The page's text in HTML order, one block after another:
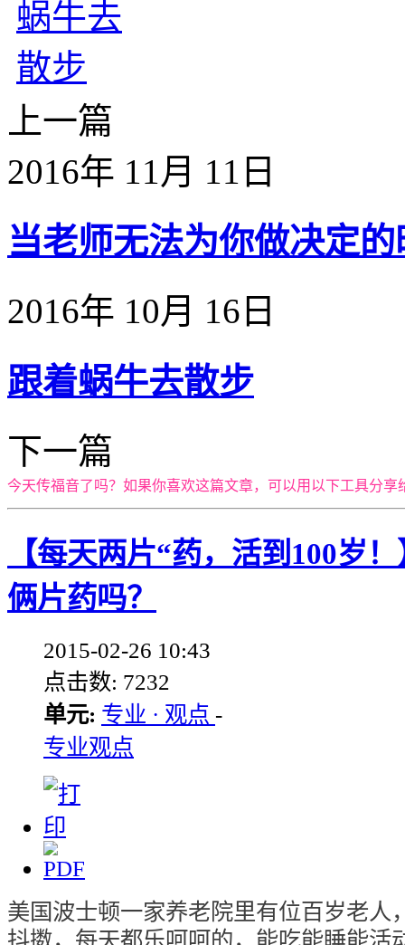
上一篇
2016年 11月 11日
当老师无法为你做决定的
2016年 10月 16日
跟着蜗牛去散步
下一篇
今天传福音了吗？如果你喜欢这篇文章，可以用以下工具分享
【每天两片“药，活到100岁
俩片药吗？
2015-02-26 10:43
点击数: 7232
单元: 专业 · 观点 -
专业观点
美国波士顿一家养老院里有位百岁老人
抖擞，每天都乐呵呵的，能吃能睡能活